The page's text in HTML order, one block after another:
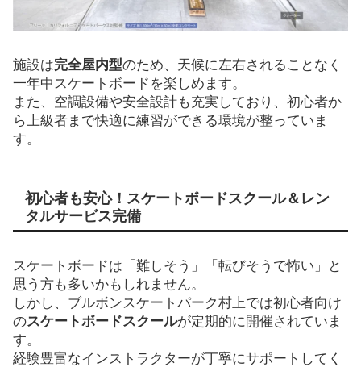
施設は完全屋内型のため、天候に左右されることなく
一年中スケートボードを楽しめます。
また、空調設備や安全設計も充実しており、初心者か
ら上級者まで快適に練習ができる環境が整っていま
す。
初心者も安心！スケートボードスクール＆レン
タルサービス完備
スケートボードは「難しそう」「転びそうで怖い」と
思う方も多いかもしれません。
しかし、ブルボンスケートパーク村上では初心者向け
のスケートボードスクールが定期的に開催されていま
す。
経験豊富なインストラクターが丁寧にサポートしてく